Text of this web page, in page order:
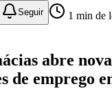
Aldeia de Barueri
Seguir 1 min de
abre
de emprego